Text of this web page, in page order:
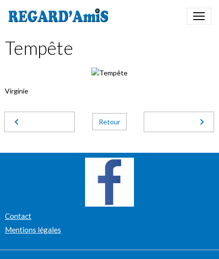
Tempête
Virginie
Retour
Contact
Mentions légales